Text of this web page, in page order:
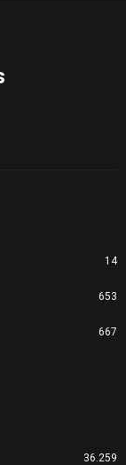
nas
14
653
667
36.259